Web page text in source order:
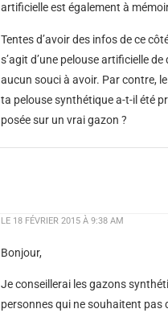
artificielle est également à
Tentes d’avoir des infos de ce
s’agit d’une pelouse artificielle de
aucun souci à avoir. Par contre,
ta pelouse synthétique a-t-il été
posée sur un vrai gazon ?
LE 18 FÉVRIER 2015 À 9:38 AM
Bonjour,
Je conseillerai les gazons
personnes qui ne souhaitent pas